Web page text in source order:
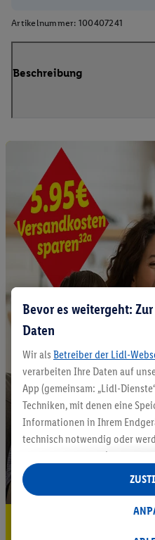
Artikelnummer: 100407241
Beschreibung
Bevor es weitergeht:
Daten
Wir als Betreiber der Lidl-
verarbeiten Ihre Daten auf
App (gemeinsam: „Lidl-
Techniken, mit denen eine
Informationen in Ihrem
technisch notwendig oder
auch durch Partner (u.a.
Verantwortliche; im
insgesamt
Statistik-Erstellung oder für